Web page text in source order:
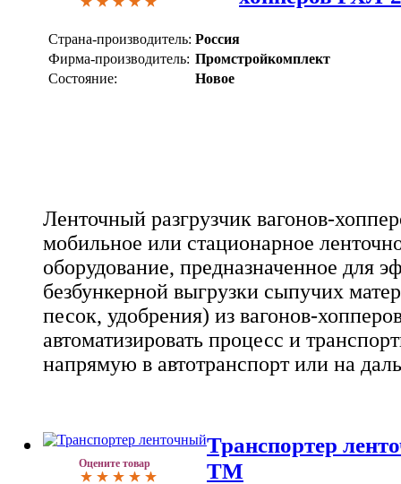
Страна-производитель: Россия
Фирма-производитель: Промстройкомплект
Состояние:
Новое
Ленточный разгрузчик вагонов-
мобильное или стационарное
оборудование, предназначенное для
безбункерной выгрузки сыпучих
песок, удобрения) из вагонов-
автоматизировать процесс и
напрямую в автотранспорт или на
Оцените товар
Транспортер
ТМ